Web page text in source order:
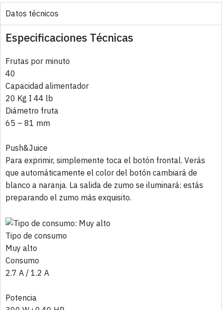
Datos técnicos
Especificaciones Técnicas
Frutas por minuto
40
Capacidad alimentador
20 Kg I 44 lb
Diámetro fruta
65 – 81 mm
Push&Juice
Para exprimir, simplemente toca el botón frontal. Verás
que automáticamente el color del botón cambiará de
blanco a naranja. La salida de zumo se iluminará: estás
preparando el zumo más exquisito.
Tipo de consumo
Muy alto
Consumo
2.7 A / 1.2 A
Potencia